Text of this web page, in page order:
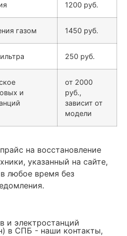
1200 руб.
газом 1450 руб.
250 руб.
и
от 2000
руб.,
зависит от
модели
на восстановление
указанный на сайте,
любое время без
и электростанций
в СПБ - наши контакты,